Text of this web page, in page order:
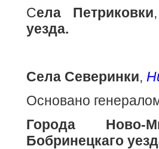
Села Петриковки
уезда.
Села Северинки,
Основано
Города Ново-
Бобринецкаго